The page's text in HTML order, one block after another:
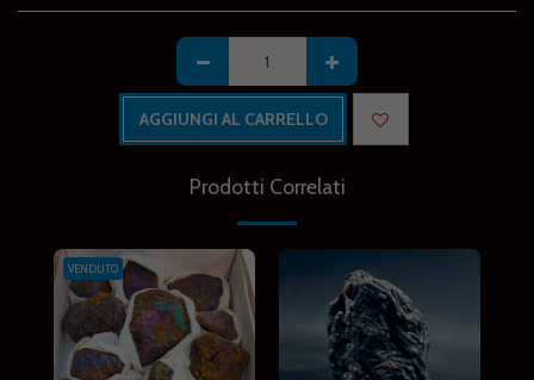
AGGIUNGI AL CARRELLO
Prodotti Correlati
VENDUTO